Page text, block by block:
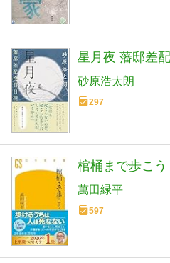
星月夜 藩邸差
砂原浩太朗
297
棺桶まで歩こ
萬田緑平
597